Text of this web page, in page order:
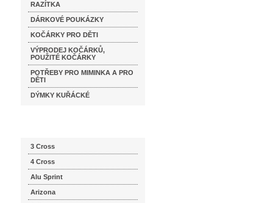
RAZÍTKA
DÁRKOVÉ POUKÁZKY
KOČÁRKY PRO DĚTI
VÝPRODEJ KOČÁRKŮ,
POUŽITÉ KOČÁRKY
POTŘEBY PRO MIMINKA A PRO
DĚTI
DÝMKY KUŘÁCKÉ
3 Cross
4 Cross
Alu Sprint
Arizona